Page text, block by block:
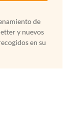
de
y nuevos
en su